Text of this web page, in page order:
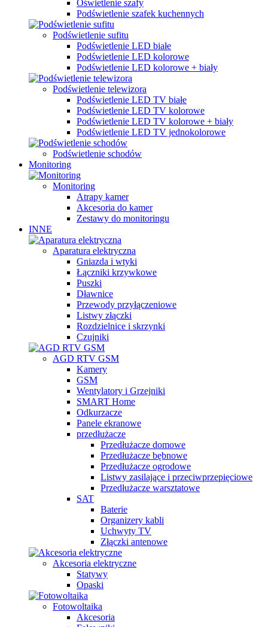
Oświetlenie szafy
Podświetlenie szafek kuchennych
Podświetlenie sufitu
Podświetlenie LED białe
Podświetlenie LED kolorowe
Podświetlenie LED kolorowe + biały
Podświetlenie telewizora
Podświetlenie LED TV białe
Podświetlenie LED TV kolorowe
Podświetlenie LED TV kolorowe + biały
Podświetlenie LED TV jednokolorowe
Podświetlenie schodów
Monitoring
Monitoring
Atrapy kamer
Akcesoria do kamer
Zestawy do monitoringu
INNE
Aparatura elektryczna
Gniazda i wtyki
Łączniki krzywkowe
Puszki
Dławnice
Przewody przyłączeniowe
Listwy złączki
Rozdzielnice i skrzynki
Czujniki
AGD RTV GSM
Kamery
GSM
Wentylatory i Grzejniki
SMART Home
Odkurzacze
Panele ekranowe
przedłużacze
Przedłużacze domowe
Przedłużacze bębnowe
Przedłużacze ogrodowe
Listwy zasilające i przeciwprzepięciowe
Przedłużacze warsztatowe
SAT
Baterie
Organizery kabli
Uchwyty TV
Złączki antenowe
Akcesoria elektryczne
Statywy
Opaski
Fotowoltaika
Akcesoria